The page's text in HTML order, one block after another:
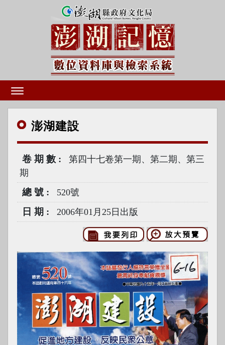
澎湖建設
卷期數
第四十七卷第一期、第二期、第三
期
總號 520號
日期 2006年01月25日出版